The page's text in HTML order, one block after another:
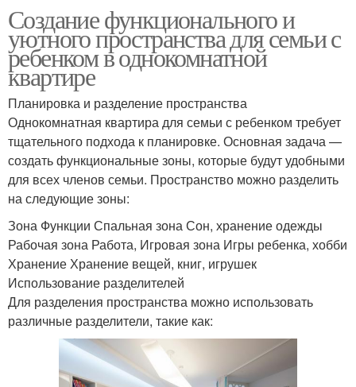
Создание функционального и
уютного пространства для семьи с
ребенком в однокомнатной
квартире
Планировка и разделение пространства
Однокомнатная квартира для семьи с ребенком требует
тщательного подхода к планировке. Основная задача —
создать функциональные зоны, которые будут удобными
для всех членов семьи. Пространство можно разделить
на следующие зоны:
Зона Функции Спальная зона Сон, хранение одежды
Рабочая зона Работа, Игровая зона Игры ребенка, хобби
Хранение Хранение вещей, книг, игрушек
Использование разделителей
Для разделения пространства можно использовать
различные разделители, такие как: